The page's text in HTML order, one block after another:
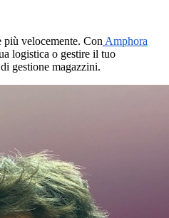
più velocemente. ConAmphora
logistica o gestire il tuo
gestione magazzini.